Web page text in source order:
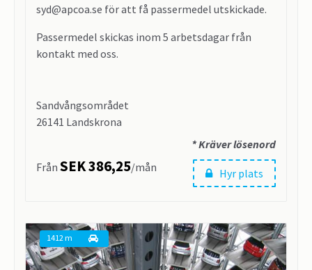
syd@apcoa.se för att få passermedel utskickade.
Passermedel skickas inom 5 arbetsdagar från
kontakt med oss.
Sandvångsområdet
26141 Landskrona
* Kräver lösenord
Hyr plats
Från SEK 386,25/mån
1412 m